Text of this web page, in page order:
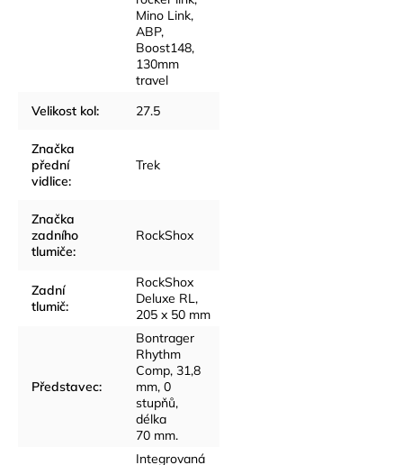
Mino Link,
ABP,
Boost148,
130mm
travel
Velikost kol: 27.5
Značka
přední
vidlice:
Trek
Značka
zadního
tlumiče:
RockShox
Zadní
tlumič:
RockShox
Deluxe RL,
205 x 50 mm
Představec:
Bontrager
Rhythm
Comp, 31,8
mm, 0
stupňů,
délka
70 mm.
Integrovaná